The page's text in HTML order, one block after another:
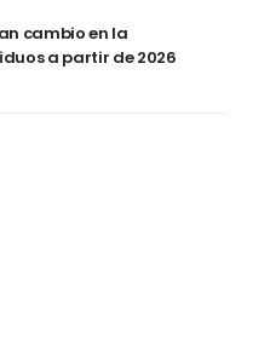
cambio en la
a partir de 2026